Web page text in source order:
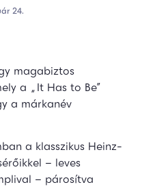
24.
magabiztos
a „It Has to Be”
a márkanév
a klasszikus Heinz-
– leves
– párosítva